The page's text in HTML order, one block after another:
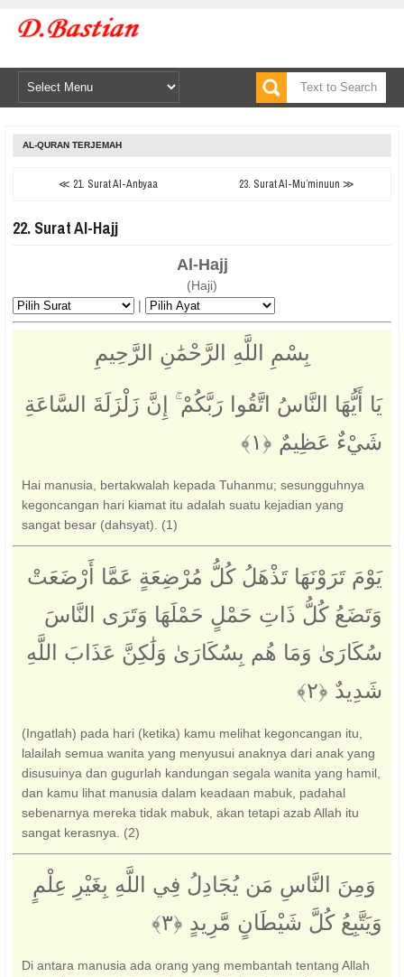
AL-QURAN TERJEMAH
≪ 21. Surat Al-Anbyaa 23. Surat Al-Mu’minuun ≫
22. Surat Al-Hajj
Al-Hajj
(Haji)
|
بِسْمِ اللَّهِ الرَّحْمَٰنِ الرَّحِيمِ
يَا أَيُّهَا النَّاسُ اتَّقُوا رَبَّكُمْ ۚ إِنَّ زَلْزَلَةَ السَّاعَةِ
شَيْءٌ عَظِيمٌ ‎﴿١﴾‏
Hai manusia, bertakwalah kepada Tuhanmu; sesungguhnya
kegoncangan hari kiamat itu adalah suatu kejadian yang
sangat besar (dahsyat). (1)
يَوْمَ تَرَوْنَهَا تَذْهَلُ كُلُّ مُرْضِعَةٍ عَمَّا أَرْضَعَتْ
وَتَضَعُ كُلُّ ذَاتِ حَمْلٍ حَمْلَهَا وَتَرَى النَّاسَ
سُكَارَىٰ وَمَا هُم بِسُكَارَىٰ وَلَٰكِنَّ عَذَابَ اللَّهِ
شَدِيدٌ ‎﴿٢﴾
(Ingatlah) pada hari (ketika) kamu melihat kegoncangan itu,
lalailah semua wanita yang menyusui anaknya dari anak yang
disusuinya dan gugurlah kandungan segala wanita yang hamil,
dan kamu lihat manusia dalam keadaan mabuk, padahal
sebenarnya mereka tidak mabuk, akan tetapi azab Allah itu
sangat kerasnya. (2)
‏ وَمِنَ النَّاسِ مَن يُجَادِلُ فِي اللَّهِ بِغَيْرِ عِلْمٍ
وَيَتَّبِعُ كُلَّ شَيْطَانٍ مَّرِيدٍ ‎﴿٣﴾‏
Di antara manusia ada orang yang membantah tentang Allah